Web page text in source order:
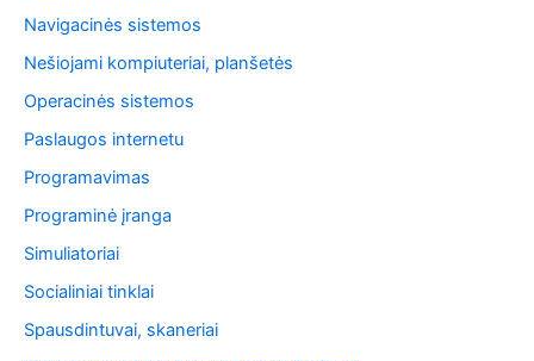
Navigacinės sistemos
Nešiojami kompiuteriai, planšetės
Operacinės sistemos
Paslaugos internetu
Programavimas
Programinė įranga
Simuliatoriai
Socialiniai tinklai
Spausdintuvai, skaneriai